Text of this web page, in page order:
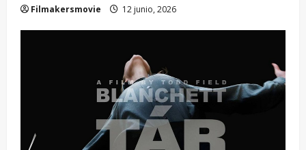
Filmakersmovie 12 junio, 2026